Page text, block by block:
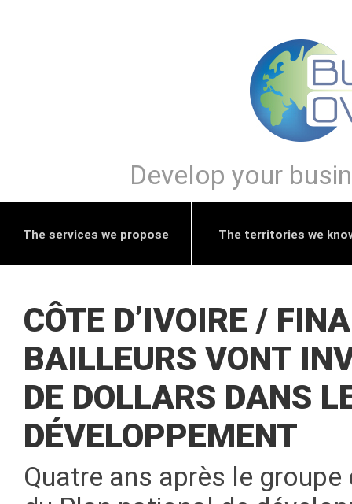
Develop your
The services we propose The territories we
CÔTE D’IVOIRE /
BAILLEURS VONT
DE DOLLARS DANS
DÉVELOPPEMENT
Quatre ans après le